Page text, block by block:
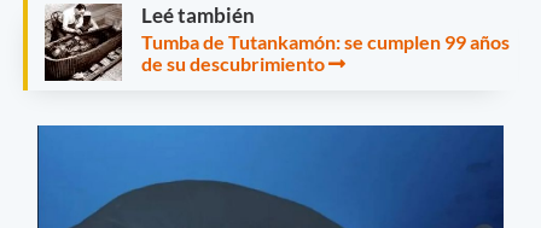
Leé también
Tumba de Tutankamón: se cumplen 99 años
de su descubrimiento